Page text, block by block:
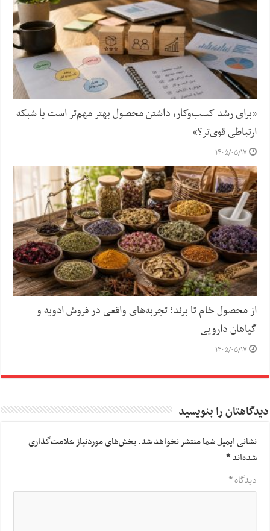
«برای رشد کسب‌وکار، داشتن محصول بهتر مهم‌تر است یا شبکه
ارتباطی قوی‌تر؟»
۱۴۰۵/۰۵/۱۷
از محصول خام تا برند؛ تجربه‌های واقعی در فروش ادویه و
گیاهان دارویی
۱۴۰۵/۰۵/۱۷
دیدگاهتان را بنویسید
نشانی ایمیل شما منتشر نخواهد شد.بخش‌های موردنیاز علامت‌گذاری
شده‌اند*
دیدگاه*